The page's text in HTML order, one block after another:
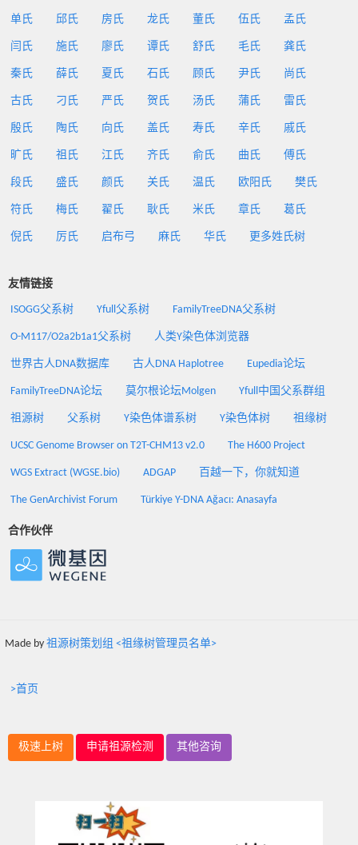
单氏 邱氏 房氏 龙氏 董氏 伍氏 孟氏
闫氏 施氏 廖氏 谭氏 舒氏 毛氏 龚氏
秦氏 薛氏 夏氏 石氏 顾氏 尹氏 尚氏
古氏 刁氏 严氏 贺氏 汤氏 蒲氏 雷氏
殷氏 陶氏 向氏 盖氏 寿氏 辛氏 戚氏
旷氏 祖氏 江氏 齐氏 俞氏 曲氏 傅氏
段氏 盛氏 颜氏 关氏 温氏 欧阳氏 樊氏
符氏 梅氏 翟氏 耿氏 米氏 章氏 葛氏
倪氏 厉氏 启布弓 麻氏 华氏 更多姓氏树
友情链接
ISOGG父系树 Yfull父系树 FamilyTreeDNA父系树
O-M117/O2a2b1a1父系树 人类Y染色体浏览器
世界古人DNA数据库 古人DNA Haplotree Eupedia论坛
FamilyTreeDNA论坛 莫尔根论坛Molgen Yfull中国父系群组
祖源树 父系树 Y染色体谱系树 Y染色体树 祖缘树
UCSC Genome Browser on T2T-CHM13 v2.0 The H600 Project
WGS Extract (WGSE.bio) ADGAP 百越一下，你就知道
The GenArchivist Forum Türkiye Y-DNA Ağacı: Anasayfa
合作伙伴
Made by 祖源树策划组 <祖缘树管理员名单>
>首页
极速上树 申请祖源检测 其他咨询